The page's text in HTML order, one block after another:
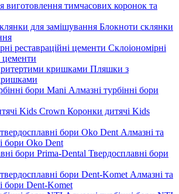
виготовлення тимчасових коронок та
Блокноти склянки
Склоіономірні
цементи
Пляшки з
Алмазні турбінні бори
Коронки дитячі Kids
Алмазні та
бори Oko Dent
Твердосплавні бори
Алмазні та
бори Dent-Komet